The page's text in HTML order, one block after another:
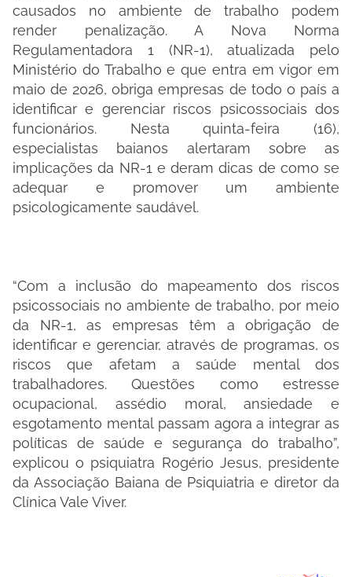
causados no ambiente de trabalho podem
render penalização. A Nova Norma
Regulamentadora 1 (NR-1), atualizada pelo
Ministério do Trabalho e que entra em vigor em
maio de 2026, obriga empresas de todo o país a
identificar e gerenciar riscos psicossociais dos
funcionários. Nesta quinta-feira (16),
especialistas baianos alertaram sobre as
implicações da NR-1 e deram dicas de como se
adequar e promover um ambiente
psicologicamente saudável.
“Com a inclusão do mapeamento dos riscos
psicossociais no ambiente de trabalho, por meio
da NR-1, as empresas têm a obrigação de
identificar e gerenciar, através de programas, os
riscos que afetam a saúde mental dos
trabalhadores. Questões como estresse
ocupacional, assédio moral, ansiedade e
esgotamento mental passam agora a integrar as
políticas de saúde e segurança do trabalho”,
explicou o psiquiatra Rogério Jesus, presidente
da Associação Baiana de Psiquiatria e diretor da
Clínica Vale Viver.